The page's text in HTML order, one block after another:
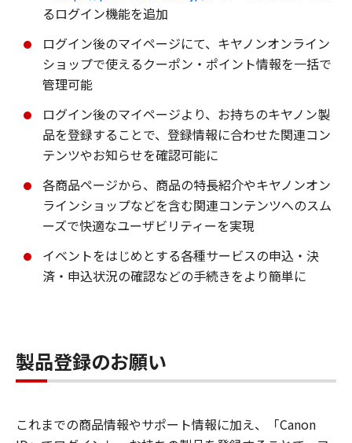
るログイン機能を追加
ログイン後のマイページにて、キヤノンオンライン
ショップで使えるクーポン・ポイント情報を一括で
管理可能
ログイン後のマイページより、お持ちのキヤノン製
品を登録することで、登録情報に合わせた関連コン
テンツやお知らせを確認可能に
各商品ページから、商品の特長紹介やキヤノンオン
ラインショップなどを含む関連コンテンツへのスム
ーズで快適なユーザビリティーを実現
イベントをはじめとする各種サービスの申込・決
済・申込状況の確認などの手続きをより簡単に
製品登録のお願い
これまでの商品情報やサポート情報に加え、「Canon